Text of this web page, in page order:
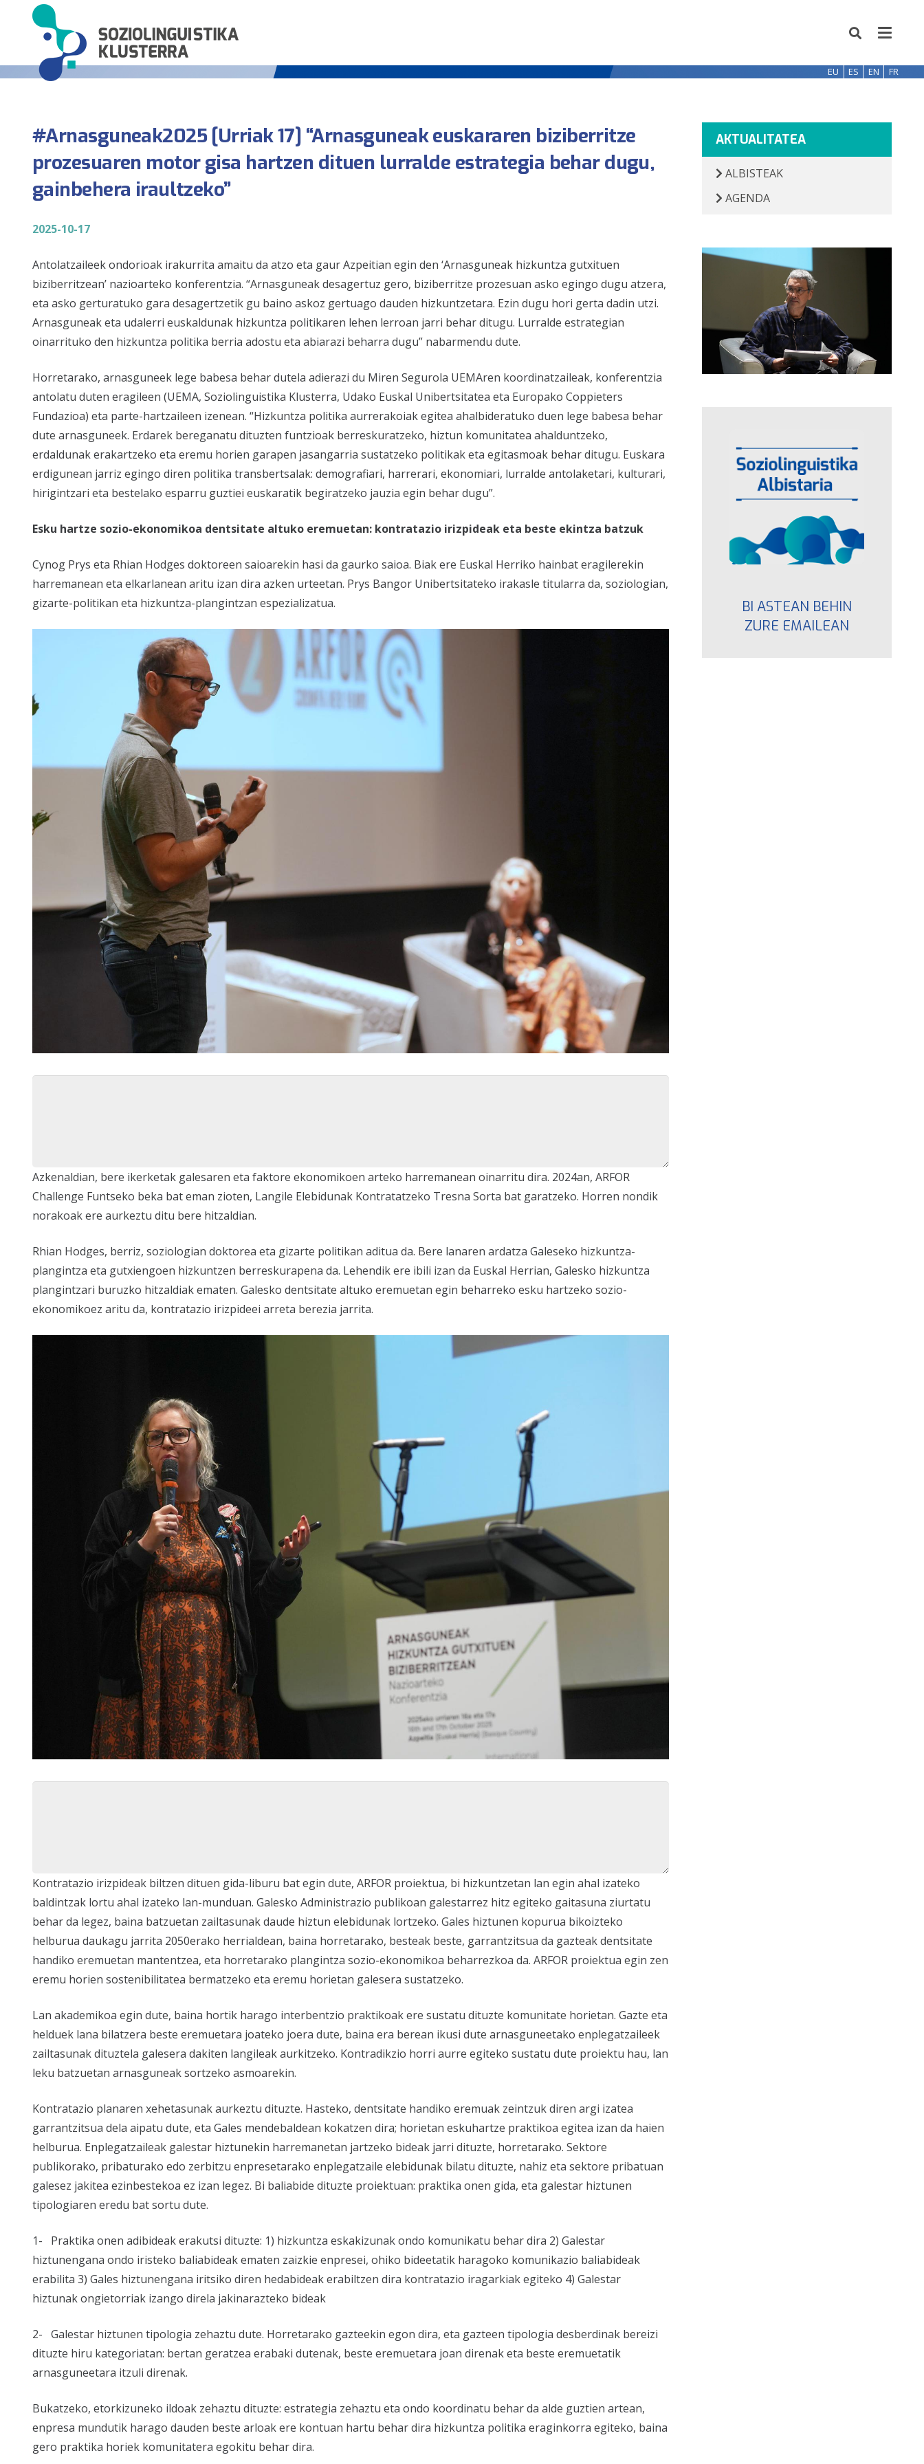
EU ES EN FR
#Arnasguneak2025 [Urriak 17] “Arnasguneak euskararen biziberritze
prozesuaren motor gisa hartzen dituen lurralde estrategia behar dugu,
gainbehera iraultzeko”
2025-10-17
Antolatzaileek ondorioak irakurrita amaitu da atzo eta gaur Azpeitian egin den ‘Arnasguneak hizkuntza gutxituen
biziberritzean’ nazioarteko konferentzia. “Arnasguneak desagertuz gero, biziberritze prozesuan asko egingo dugu atzera,
eta asko gerturatuko gara desagertzetik gu baino askoz gertuago dauden hizkuntzetara. Ezin dugu hori gerta dadin utzi.
Arnasguneak eta udalerri euskaldunak hizkuntza politikaren lehen lerroan jarri behar ditugu. Lurralde estrategian
oinarrituko den hizkuntza politika berria adostu eta abiarazi beharra dugu” nabarmendu dute.
Horretarako, arnasguneek lege babesa behar dutela adierazi du Miren Segurola UEMAren koordinatzaileak, konferentzia
antolatu duten eragileen (UEMA, Soziolinguistika Klusterra, Udako Euskal Unibertsitatea eta Europako Coppieters
Fundazioa) eta parte-hartzaileen izenean. “Hizkuntza politika aurrerakoiak egitea ahalbideratuko duen lege babesa behar
dute arnasguneek. Erdarek bereganatu dituzten funtzioak berreskuratzeko, hiztun komunitatea ahalduntzeko,
erdaldunak erakartzeko eta eremu horien garapen jasangarria sustatzeko politikak eta egitasmoak behar ditugu. Euskara
erdigunean jarriz egingo diren politika transbertsalak: demografiari, harrerari, ekonomiari, lurralde antolaketari, kulturari,
hirigintzari eta bestelako esparru guztiei euskaratik begiratzeko jauzia egin behar dugu”.
Esku hartze sozio-ekonomikoa dentsitate altuko eremuetan: kontratazio irizpideak eta beste ekintza batzuk
Cynog Prys eta Rhian Hodges doktoreen saioarekin hasi da gaurko saioa. Biak ere Euskal Herriko hainbat eragilerekin
harremanean eta elkarlanean aritu izan dira azken urteetan. Prys Bangor Unibertsitateko irakasle titularra da, soziologian,
gizarte-politikan eta hizkuntza-plangintzan espezializatua.
Azkenaldian, bere ikerketak galesaren eta faktore ekonomikoen arteko harremanean oinarritu dira. 2024an, ARFOR
Challenge Funtseko beka bat eman zioten, Langile Elebidunak Kontratatzeko Tresna Sorta bat garatzeko. Horren nondik
norakoak ere aurkeztu ditu bere hitzaldian.
Rhian Hodges, berriz, soziologian doktorea eta gizarte politikan aditua da. Bere lanaren ardatza Galeseko hizkuntza-
plangintza eta gutxiengoen hizkuntzen berreskurapena da. Lehendik ere ibili izan da Euskal Herrian, Galesko hizkuntza
plangintzari buruzko hitzaldiak ematen. Galesko dentsitate altuko eremuetan egin beharreko esku hartzeko sozio-
ekonomikoez aritu da, kontratazio irizpideei arreta berezia jarrita.
Kontratazio irizpideak biltzen dituen gida-liburu bat egin dute, ARFOR proiektua, bi hizkuntzetan lan egin ahal izateko
baldintzak lortu ahal izateko lan-munduan. Galesko Administrazio publikoan galestarrez hitz egiteko gaitasuna ziurtatu
behar da legez, baina batzuetan zailtasunak daude hiztun elebidunak lortzeko. Gales hiztunen kopurua bikoizteko
helburua daukagu jarrita 2050erako herrialdean, baina horretarako, besteak beste, garrantzitsua da gazteak dentsitate
handiko eremuetan mantentzea, eta horretarako plangintza sozio-ekonomikoa beharrezkoa da. ARFOR proiektua egin zen
eremu horien sostenibilitatea bermatzeko eta eremu horietan galesera sustatzeko.
Lan akademikoa egin dute, baina hortik harago interbentzio praktikoak ere sustatu dituzte komunitate horietan. Gazte eta
helduek lana bilatzera beste eremuetara joateko joera dute, baina era berean ikusi dute arnasguneetako enplegatzaileek
zailtasunak dituztela galesera dakiten langileak aurkitzeko. Kontradikzio horri aurre egiteko sustatu dute proiektu hau, lan
leku batzuetan arnasguneaksortzeko asmoarekin.
Kontratazio planaren xehetasunak aurkeztu dituzte. Hasteko, dentsitate handiko eremuak zeintzuk diren argi izatea
garrantzitsua dela aipatu dute, eta Gales mendebaldean kokatzen dira; horietan eskuhartze praktikoa egitea izan da haien
helburua. Enplegatzaileak galestar hiztunekin harremanetan jartzeko bideak jarri dituzte, horretarako. Sektore
publikorako, pribaturako edo zerbitzu enpresetarako enplegatzaile elebidunak bilatu dituzte, nahiz eta sektore pribatuan
galesez jakitea ezinbestekoa ez izan legez. Bi baliabide dituzte proiektuan: praktika onen gida, eta galestar hiztunen
tipologiaren eredu bat sortu dute.
1- Praktika onen adibideak erakutsi dituzte: 1) hizkuntza eskakizunak ondo komunikatu behar dira 2) Galestar
hiztunengana ondo iristeko baliabideak ematen zaizkie enpresei, ohiko bideetatik haragoko komunikazio baliabideak
erabilita 3) Gales hiztunengana iritsiko diren hedabideak erabiltzen dira kontratazio iragarkiak egiteko 4) Galestar
hiztunak ongietorriak izango direla jakinarazteko bideak
2- Galestar hiztunen tipologia zehaztu dute. Horretarako gazteekin egon dira, eta gazteen tipologia desberdinak bereizi
dituzte hiru kategoriatan: bertan geratzea erabaki dutenak, beste eremuetara joan direnak eta beste eremuetatik
arnasguneetara itzuli direnak.
Bukatzeko, etorkizuneko ildoak zehaztu dituzte: estrategia zehaztu eta ondo koordinatu behar da alde guztien artean,
enpresa mundutik harago dauden beste arloak ere kontuan hartu behar dira hizkuntza politika eraginkorra egiteko, baina
gero praktika horiek komunitatera egokitu behar dira.
AKTUALITATEA
ALBISTEAK
AGENDA
BI ASTEAN BEHIN
ZURE EMAILEAN